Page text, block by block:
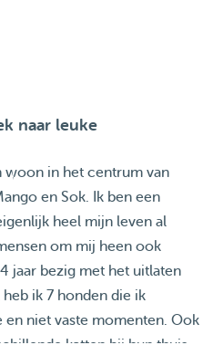
naar leuke
woon in het centrum van
en Sok. Ik ben een
heel mijn leven al
om mij heen ook
jaar bezig met het uitlaten
ik 7 honden die ik
en niet vaste momenten. Ook